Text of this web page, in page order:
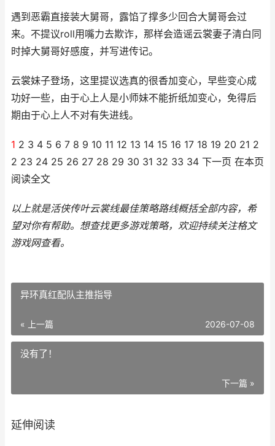
遇到恶霸直接装大舅哥，露馅了撑多少回合大舅哥会过
来。不提议roll用嘴力去欺诈，那样会造谣云裳妻子清白同
时掉大舅哥好感度，并写进传记。
云裳妹子登场，这里提议选真的很香加变心，早些变心成
功好一些，由于心上人是小师妹不能折纸加变心，免得后
期由于心上人不对有失进线。
1 2 3 4 5 6 7 8 9 10 11 12 13 14 15 16 17 18 19 20 21 2
2 23 24 25 26 27 28 29 30 31 32 33 34 下一页 在本页
阅读全文
以上就是活侠传叶云裳线最佳策略路线概括全部内容，希
望对你有帮助。 想查找更多游戏策略，欢迎持续关注格文
游戏网查看。
异环真红配队主推指导
« 上一篇 2026-07-08
没有了！
下一篇 »
延伸阅读